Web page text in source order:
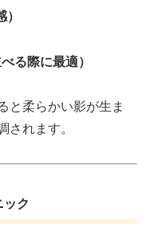
る際に最適）
と柔らかい影が生ま
されます。
ック